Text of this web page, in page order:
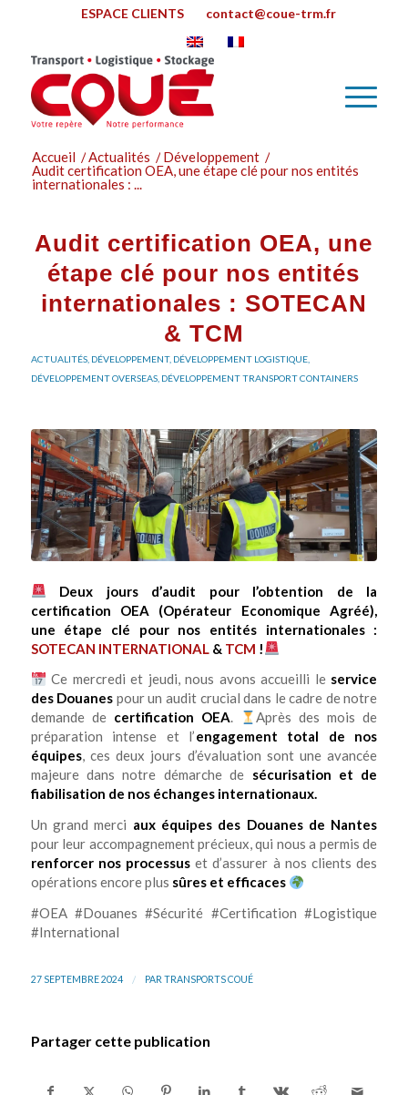
ESPACE CLIENTS contact@coue-trm.fr
Accueil /Actualités / Développement /
Audit certification OEA, une étape clé pour nos entités
internationales : ...
Audit certification OEA, une
étape clé pour nos entités
internationales : SOTECAN
& TCM
ACTUALITÉS, DÉVELOPPEMENT, DÉVELOPPEMENT LOGISTIQUE,
DÉVELOPPEMENT OVERSEAS, DÉVELOPPEMENT TRANSPORT CONTAINERS
Deux jours d’audit pour l’obtention de la
certification OEA (Opérateur Economique Agréé),
une étape clé pour nos entités internationales :
SOTECAN INTERNATIONAL & TCM !
Ce mercredi et jeudi, nous avons accueilli le service
des Douanes pour un audit crucial dans le cadre de notre
demande de certification OEA.
Après des mois de
préparation intense et l’engagement total de nos
équipes, ces deux jours d’évaluation sont une avancée
majeure dans notre démarche de sécurisation et de
fiabilisation de nos échanges internationaux.
Un grand merci aux équipes des Douanes de Nantes
pour leur accompagnement précieux, qui nous a permis de
renforcer nos processus et d’assurer à nos clients des
opérations encore plus sûres et efficaces
#OEA #Douanes #Sécurité #Certification #Logistique
#International
27 SEPTEMBRE 2024 / PAR TRANSPORTS COUÉ
Partager cette publication